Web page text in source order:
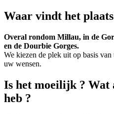
Waar vindt het
Overal rondom Millau, in de
en de Dourbie Gorges.
We kiezen de plek uit op basis
uw wensen.
Is het moeilijk ? Wat
heb ?